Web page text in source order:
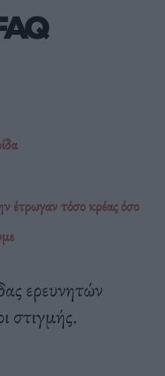
έτρωγαν τόσο κρέας όσο
ερευνητών
στιγμής.